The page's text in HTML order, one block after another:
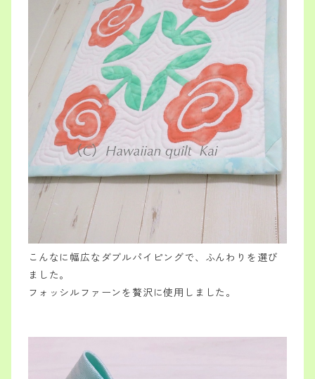
こんなに幅広なダブルパイピングで、ふんわりを選び
ました。
フォッシルファーンを贅沢に使用しました。